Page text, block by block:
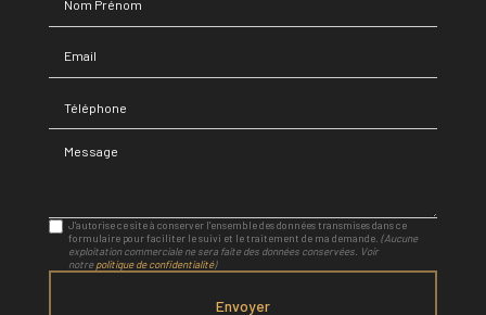
Message
J'autorise ce site à conserver l'ensemble des données transmises dans ce
formulaire pour faciliter le suivi et le traitement de ma demande.(Aucune
exploitation commerciale ne sera faite des données conservées. Voir
notrepolitique de confidentialité)